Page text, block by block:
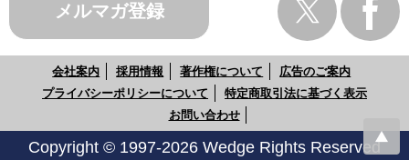
メルマガ登録
会社案内 採用情報 著作権について
広告のご案内
プライバシーポリシーについて
特定商取引法に基づく表示
お問い合わせ
Copyright © 1997-2026 Wedge Rights Reserved